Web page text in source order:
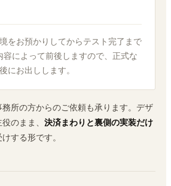
をお預かりしてからテスト完了まで
容によって前後しますので、正式な
にお出しします。
所の方からのご依頼も承ります。デザ
のまま、 決済まわりと裏側の実装だけ
する形です。